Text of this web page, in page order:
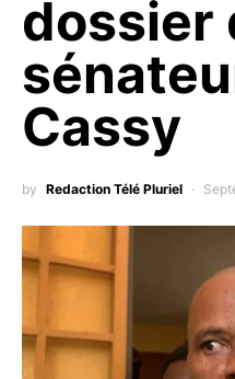
dossier
Cassy
by Redaction Télé Pluriel